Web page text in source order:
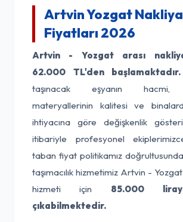
Artvin Yozgat
Fiyatları 2026
Artvin - Yozgat arası
62.000 TL'den başlamaktadır.
taşınacak eşyanın hacmi,
materyallerinin kalitesi ve
ihtiyacına göre değişkenlik
itibariyle profesyonel
taban fiyat politikamız
taşımacılık hizmetimiz Artvin -
hizmeti için 85.000
çıkabilmektedir.